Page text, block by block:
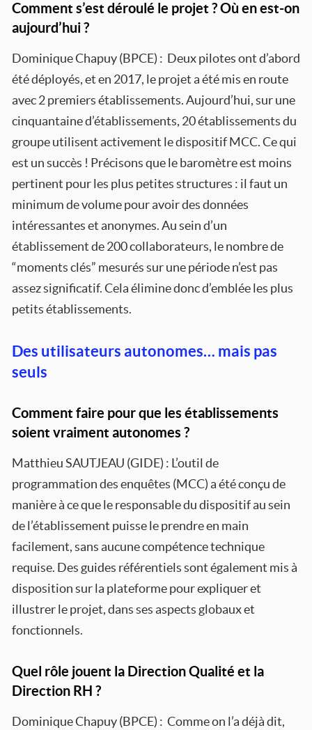
Comment s’est déroulé le projet ? Où en est-on
aujourd’hui ?
Dominique Chapuy (BPCE) : Deux pilotes ont d’abord
été déployés, et en 2017, le projet a été mis en route
avec 2 premiers établissements. Aujourd’hui, sur une
cinquantaine d’établissements, 20 établissements du
groupe utilisent activement le dispositif MCC. Ce qui
est un succès ! Précisons que le baromètre est moins
pertinent pour les plus petites structures : il faut un
minimum de volume pour avoir des données
intéressantes et anonymes. Au sein d’un
établissement de 200 collaborateurs, le nombre de
“moments clés” mesurés sur une période n’est pas
assez significatif. Cela élimine donc d’emblée les plus
petits établissements.
Des utilisateurs autonomes… mais pas
seuls
Comment faire pour que les établissements
soient vraiment autonomes ?
Matthieu SAUTJEAU (GIDE) : L’outil de
programmation des enquêtes (MCC) a été conçu de
manière à ce que le responsable du dispositif au sein
de l’établissement puisse le prendre en main
facilement, sans aucune compétence technique
requise. Des guides référentiels sont également mis à
disposition sur la plateforme pour expliquer et
illustrer le projet, dans ses aspects globaux et
fonctionnels.
Quel rôle jouent la Direction Qualité et la
Direction RH ?
Dominique Chapuy (BPCE) : Comme on l’a déjà dit,